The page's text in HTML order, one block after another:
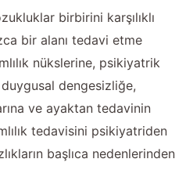
birbirini karşılıklı
bir alanı tedavi etme
nükslerine, psikiyatrik
dengesizliğe,
ve ayaktan tedavinin
tedavisini psikiyatriden
başlıca nedenlerinden